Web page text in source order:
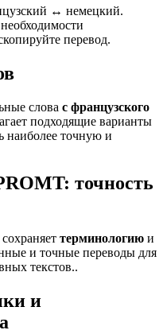
↔ немецкий.
перевод.
слова с французского
подходящие варианты
наиболее точную и
точность
терминологию и
и точные переводы для
текстов..
и